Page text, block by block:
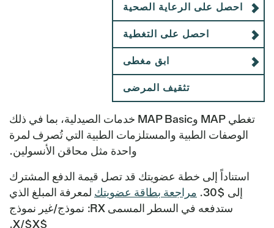
احصل على الرعاية الصحية
احصل على التغطية
ابق مغطى
تثقيف المرضى
تغطي MAP وMAP Basic خدمات الصيدلية، بما في ذلك
الوصفات الطبية والمستلزمات الطبية التي تُصرف لمرة
واحدة مثل محاقن الأنسولين.
استناداً إلى خطة عضويتك قد تصل قيمة الدفع المشترك
إلى $30.
مراجعة بطاقة عضويتك لمعرفة المبلغ الذي
ستدفعه في السطر المسمى
RX: نموذج/غير نموذج
$X/$X.